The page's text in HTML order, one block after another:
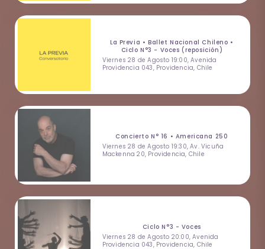
La Previa • Ballet Nacional Chileno •
Ciclo N°3 - Voces (reposición)
Viernes 28 de Agosto 19:00, Avenida
Providencia 043, Providencia, Chile
Concierto N° 16 • Americana 250
Viernes 28 de Agosto 19:30, Av. Vicuña
Mackenna 20, Providencia, Chile
Ciclo N°3 - Voces
Viernes 28 de Agosto 20:00, Avenida
Providencia 043, Providencia, Chile